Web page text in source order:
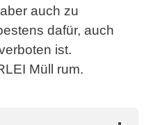
auch zu
dafür, auch
ist.
Müll rum.